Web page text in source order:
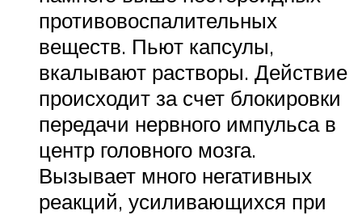
противовоспалительных
веществ. Пьют капсулы,
вкалывают растворы. Действие
происходит за счет блокировки
передачи нервного импульса в
центр головного мозга.
Вызывает много негативных
реакций, усиливающихся при